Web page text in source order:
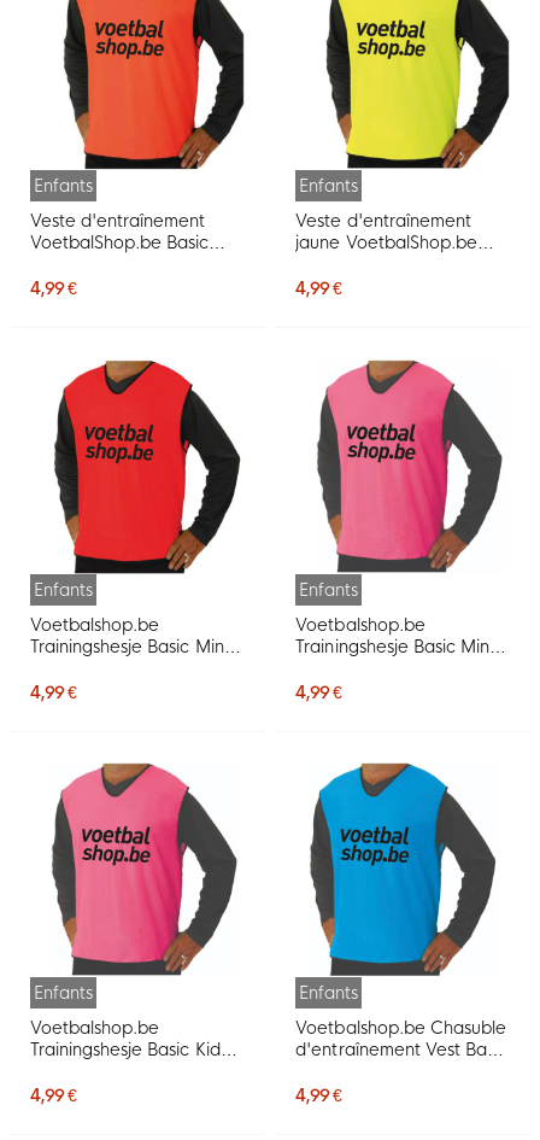
Enfants
Veste d'entraînement
VoetbalShop.be Basic
4,99 €
Enfants
Veste d'entraînement
jaune VoetbalShop.be
4,99 €
Enfants
Voetbalshop.be
Trainingshesje Basic Mini
4,99 €
Enfants
Voetbalshop.be
Trainingshesje Basic Mini
4,99 €
Enfants
Voetbalshop.be
Trainingshesje Basic Kids
4,99 €
Enfants
Voetbalshop.be Chasuble
d'entraînement Vest Basic
4,99 €